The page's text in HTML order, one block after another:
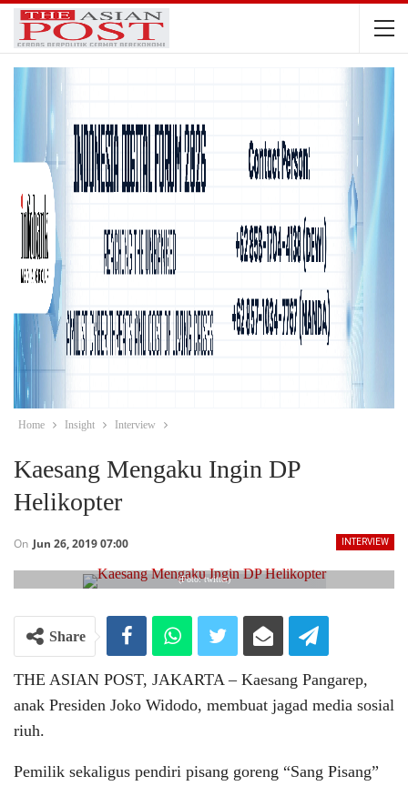
Home Insight Interview
Kaesang Mengaku Ingin DP
Helikopter
INTERVIEW
On Jun 26, 2019 07:00
(Foto: twitter)
Share
THE ASIAN POST, JAKARTA – Kaesang Pangarep,
anak Presiden Joko Widodo, membuat jagad media sosial
riuh.
Pemilik sekaligus pendiri pisang goreng “Sang Pisang”